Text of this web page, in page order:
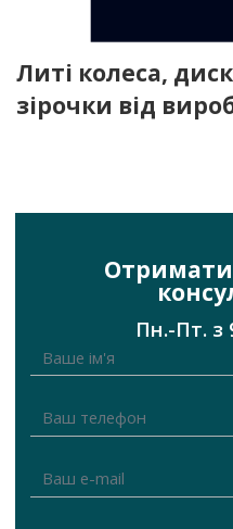
Литі колеса,
зірочки від
Отримати
Пн.-Пт. з